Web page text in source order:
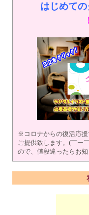
はじめて
※コロナからの復活応
ご提供致します。(￣ー
ので、値段違ったらお